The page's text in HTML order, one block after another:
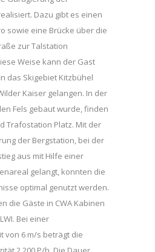
Dazu gibt es einen
sowie eine Brücke über die
zur Talstation
Weise kann der Gast
das Skigebiet Kitzbühel
Kaiser gelangen. In der
Fels gebaut wurde, finden
Trafostation Platz. Mit der
der Bergstation, bei der
aus mit Hilfe einer
gelangt, konnten die
optimal genutzt werden.
die Gäste in CWA Kabinen
Bei einer
von 6 m/s beträgt die